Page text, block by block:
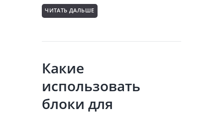
ЧИТАТЬ ДАЛЬШЕ
Какие
использовать
блоки для